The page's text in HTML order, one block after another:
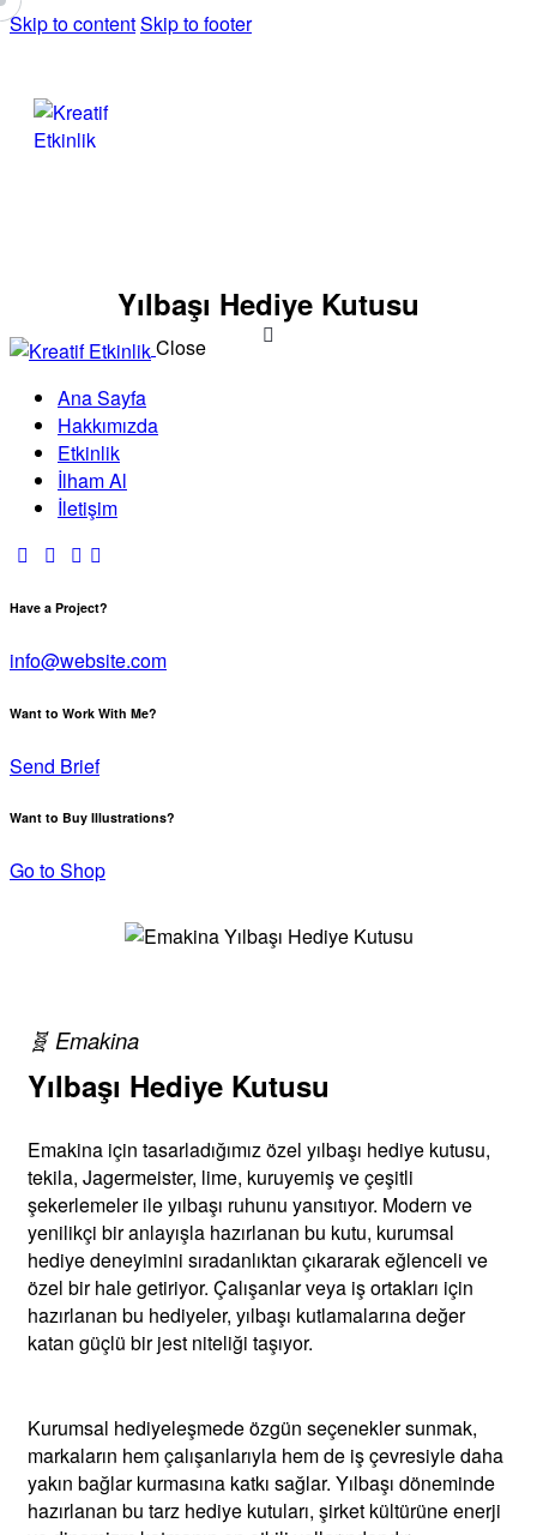
Skip to contentSkip to footer
Yılbaşı Hediye Kutusu
Close
Ana Sayfa
Hakkımızda
Etkinlik
İlham Al
İletişim
Have a Project?
info@website.com
Want to Work With Me?
Send Brief
Want to Buy Illustrations?
Go to Shop
🧬 Emakina
Yılbaşı Hediye Kutusu
Emakina için tasarladığımız özel yılbaşı hediye kutusu,
tekila, Jagermeister, lime, kuruyemiş ve çeşitli
şekerlemeler ile yılbaşı ruhunu yansıtıyor. Modern ve
yenilikçi bir anlayışla hazırlanan bu kutu, kurumsal
hediye deneyimini sıradanlıktan çıkararak eğlenceli ve
özel bir hale getiriyor. Çalışanlar veya iş ortakları için
hazırlanan bu hediyeler, yılbaşı kutlamalarına değer
katan güçlü bir jest niteliği taşıyor.
Kurumsal hediyeleşmede özgün seçenekler sunmak,
markaların hem çalışanlarıyla hem de iş çevresiyle daha
yakın bağlar kurmasına katkı sağlar. Yılbaşı döneminde
hazırlanan bu tarz hediye kutuları, şirket kültürüne enerji